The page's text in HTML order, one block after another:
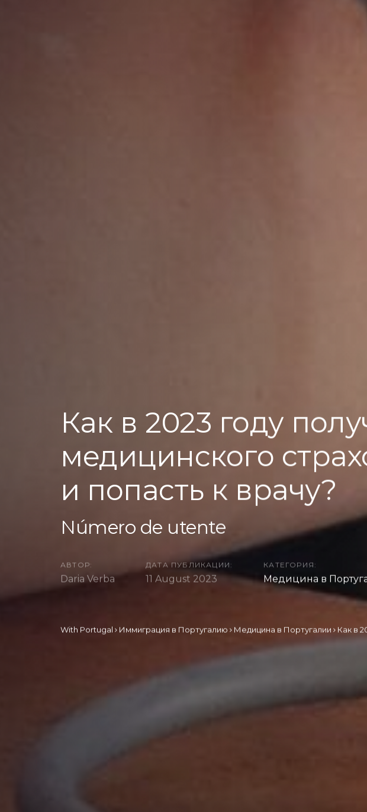
Как в 2023 году
медицинского
и попасть к врачу?
Número de utente
АВТОР:
Daria Verba
ДАТА ПУБЛИКАЦИИ:
11 August 2023
КАТЕГОРИЯ:
Медицина в
With Portugal Иммиграция в Португалию Медицина в Португалии Как в